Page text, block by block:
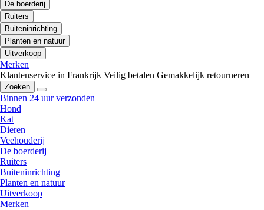
De boerderij
Ruiters
Buiteninrichting
Planten en natuur
Uitverkoop
Merken
Klantenservice in Frankrijk Veilig betalen Gemakkelijk retourneren
Zoeken
Binnen 24 uur verzonden
Hond
Kat
Dieren
Veehouderij
De boerderij
Ruiters
Buiteninrichting
Planten en natuur
Uitverkoop
Merken